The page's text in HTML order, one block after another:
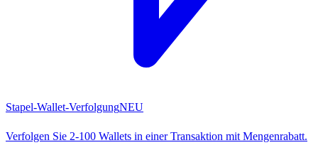
Stapel-Wallet-VerfolgungNEU
Verfolgen Sie 2-100 Wallets in einer Transaktion mit Mengenrabatt.